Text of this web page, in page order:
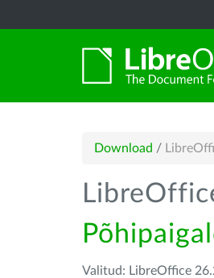
Download /
Valitud: LibreOffice